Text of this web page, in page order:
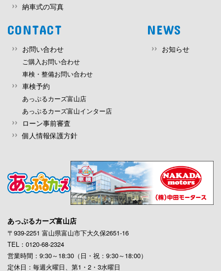
納車式の写真
CONTACT
お問い合わせ
ご購入お問い合わせ
車検・整備お問い合わせ
車検予約
あっぷるカーズ富山店
あっぷるカーズ富山インター店
ローン事前審査
個人情報保護方針
NEWS
お知らせ
あっぷるカーズ富山店
〒939-2251 富山県富山市下大久保2651-16
TEL：0120-68-2324
営業時間：9:30～18:30（日・祝：9:30～18:00）
定休日：毎週火曜日、第1・2・3水曜日